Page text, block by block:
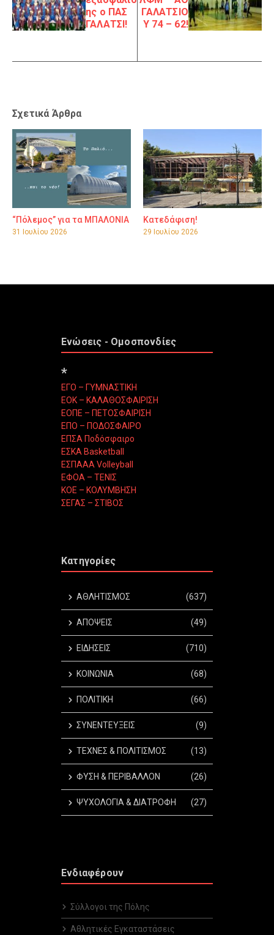
ης ο ΠΑΣ
ΓΑΛΑΤΣΙ!
ΓΑΛΑΤΣΙΟ
Υ 74 – 62!
Σχετικά Άρθρα
“Πόλεμος” για τα ΜΠΑΛΟΝΙΑ
31 Ιουλίου 2026
Κατεδάφιση!
29 Ιουλίου 2026
Ενώσεις - Ομοσπονδίες
*
ΕΓΟ – ΓΥΜΝΑΣΤΙΚΗ
ΕΟΚ – ΚΑΛΑΘΟΣΦΑΙΡΙΣΗ
ΕΟΠΕ – ΠΕΤΟΣΦΑΙΡΙΣΗ
ΕΠΟ – ΠΟΔΟΣΦΑΙΡΟ
ΕΠΣΑ Ποδόσφαιρο
ΕΣΚΑ Basketball
ΕΣΠΑΑΑ Volleyball
ΕΦΟΑ – ΤΕΝΙΣ
ΚΟΕ – ΚΟΛΥΜΒΗΣΗ
ΣΕΓΑΣ – ΣΤΙΒΟΣ
Κατηγορίες
ΑΘΛΗΤΙΣΜΟΣ (637)
ΑΠΟΨΕΙΣ (49)
ΕΙΔΗΣΕΙΣ (710)
ΚΟΙΝΩΝΙΑ (68)
ΠΟΛΙΤΙΚΗ (66)
ΣΥΝΕΝΤΕΥΞΕΙΣ (9)
ΤΕΧΝΕΣ & ΠΟΛΙΤΙΣΜΟΣ (13)
ΦΥΣΗ & ΠΕΡΙΒΑΛΛΟΝ (26)
ΨΥΧΟΛΟΓΙΑ & ΔΙΑΤΡΟΦΗ (27)
Ενδιαφέρουν
Σύλλογοι της Πόλης
Αθλητικές Εγκαταστάσεις